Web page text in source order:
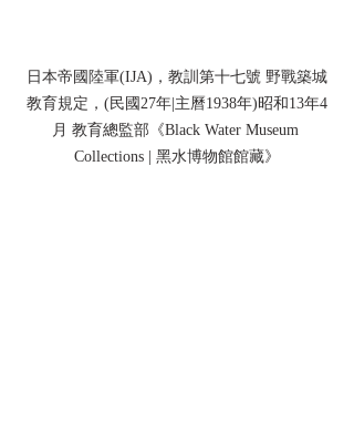
日本帝國陸軍(IJA)，教訓第十七號 野戰築城
教育規定，(民國27年|主曆1938年)昭和13年4
月 教育總監部《Black Water Museum
Collections | 黑水博物館館藏》